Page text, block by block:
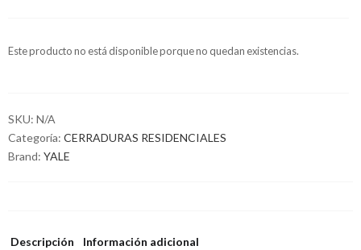
Este producto no está disponible porque no quedan existencias.
SKU: N/A
Categoría: CERRADURAS RESIDENCIALES
Brand: YALE
Descripción Información adicional